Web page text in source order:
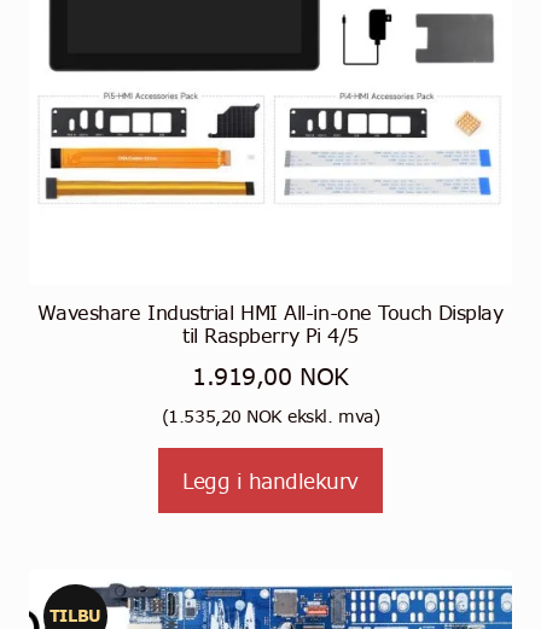
Waveshare Industrial HMI All-in-one Touch Display
til Raspberry Pi 4/5
1.919,00 NOK
(1.535,20 NOKekskl. mva)
Legg i handlekurv
TILBU